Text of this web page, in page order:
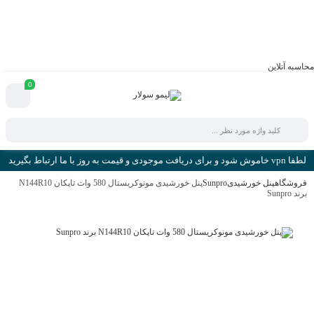
محاسبه آنلاین
0
لطفا vpn خاموش شود و برای دریافت موجودی و قیمت به روز با ما ارتباط بگیرید
فروشگاهپنل خورشیدیSunpro
پنل خورشیدی مونوکریستال 580 وات تاپکان N144R10
برند Sunpro